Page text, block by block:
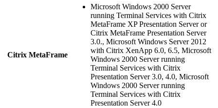
Citrix MetaFrame
Microsoft Windows 2000 Server
running Terminal Services with Citrix
MetaFrame XP Presentation Server or
Citrix MetaFrame Presentation Server
3.0., Microsoft Windows Server 2012
with Citrix XenApp 6.0, 6.5, Microsoft
Windows 2000 Server running
Terminal Services with Citrix
Presentation Server 3.0, 4.0, Microsoft
Windows 2000 Server running
Terminal Services with Citrix
Presentation Server 4.0